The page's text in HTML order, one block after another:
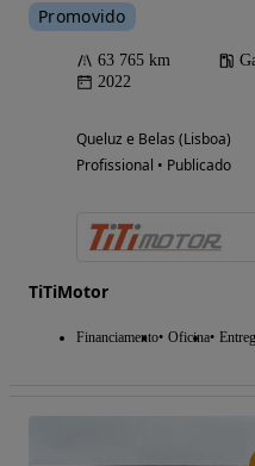
Promovido
63 765 km
2022
Queluz e Belas (Lisboa)
Profissional • Publicado
TiTiMotor
Financiamento Oficina